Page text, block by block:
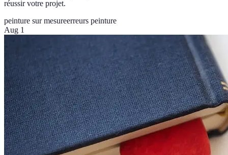
réussir votre projet.
peinture sur mesureerreurs peinture
Aug 1